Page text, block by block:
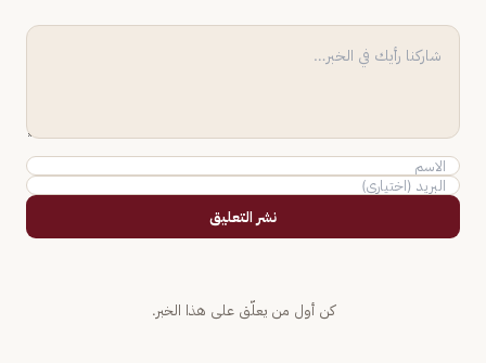
نشر التعليق
كن أول من يعلّق على هذا الخبر.